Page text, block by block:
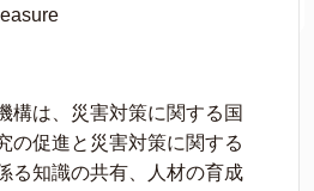
構は、災害対策に関する国
の促進と災害対策に関する
る知識の共有、人材の育成